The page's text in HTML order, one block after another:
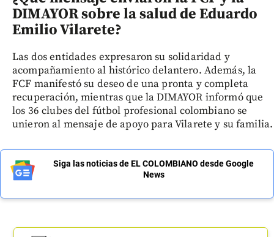
DIMAYOR sobre la salud de Eduardo
Emilio Vilarete?
Las dos entidades expresaron su solidaridad y
acompañamiento al histórico delantero. Además, la
FCF manifestó su deseo de una pronta y completa
recuperación, mientras que la DIMAYOR informó que
los 36 clubes del fútbol profesional colombiano se
unieron al mensaje de apoyo para Vilarete y su familia.
Siga las noticias de EL COLOMBIANO desde Google
News